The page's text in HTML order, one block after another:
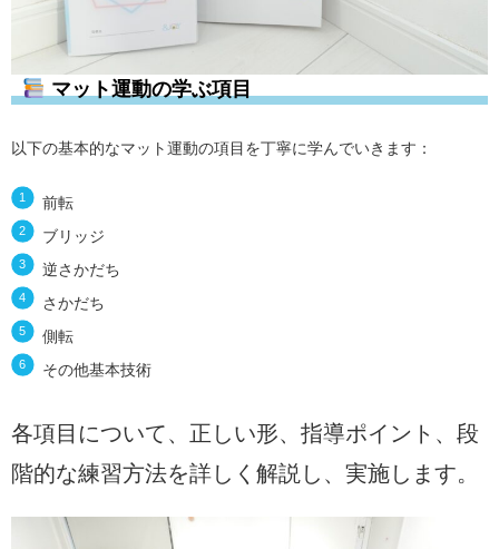
マット運動の学ぶ項目
以下の基本的なマット運動の項目を丁寧に学んでいきます：
前転
ブリッジ
逆さかだち
さかだち
側転
その他基本技術
各項目について、正しい形、指導ポイント、段
階的な練習方法を詳しく解説し、実施します。